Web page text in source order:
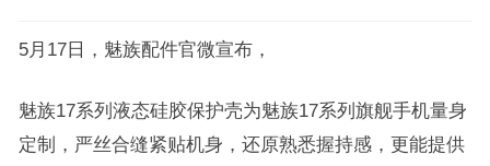
5月17日，魅族配件官微宣布，
魅族17系列液态硅胶保护壳为魅族17系列旗舰手机量身
定制，严丝合缝紧贴机身，还原熟悉握持感，更能提供